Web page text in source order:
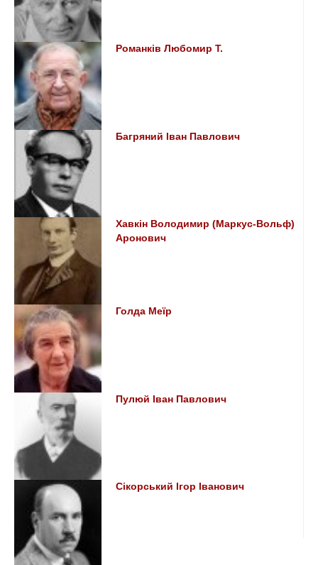
Романків Любомир Т.
Багряний Іван Павлович
Хавкін Володимир (Маркус-Вольф)
Аронович
Голда Меїр
Пулюй Іван Павлович
Сікорський Ігор Іванович